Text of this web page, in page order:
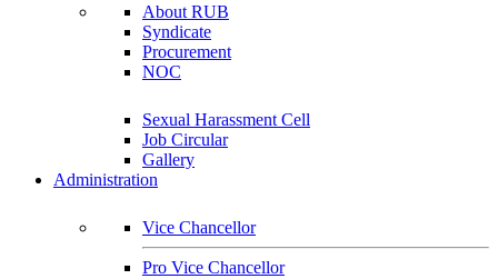
About RUB
Syndicate
Procurement
NOC
Sexual Harassment Cell
Job Circular
Gallery
Administration
Vice Chancellor
Pro Vice Chancellor